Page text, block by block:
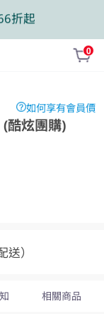
住宿券
折 0
如何享有會員價
酷炫團購)
）
相關商品